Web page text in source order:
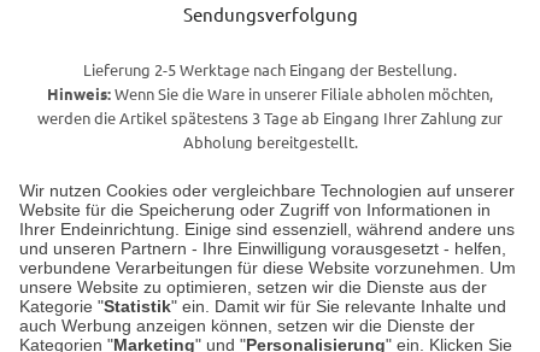
Wir nutzen Cookies oder vergleichbare Technologien auf unserer
Website für die Speicherung oder Zugriff von Informationen in
Ihrer Endeinrichtung. Einige sind essenziell, während andere uns
und unseren Partnern - Ihre Einwilligung vorausgesetzt - helfen,
verbundene Verarbeitungen für diese Website vorzunehmen. Um
unsere Website zu optimieren, setzen wir die Dienste aus der
Kategorie "Statistik" ein. Damit wir für Sie relevante Inhalte und
auch Werbung anzeigen können, setzen wir die Dienste der
Kategorien "Marketing" und "Personalisierung" ein. Klicken Sie
Sendungsverfolgung
Lieferung 2-5 Werktage nach Eingang der Bestellung.
Hinweis:Wenn Sie die Ware in unserer Filiale abholen möchten,
werden die Artikel spätestens 3 Tage ab Eingang Ihrer Zahlung zur
Abholung bereitgestellt.
Unser Geschäft in Meckenheim
Auf dem Steinbüchel 6
53340 Meckenheim